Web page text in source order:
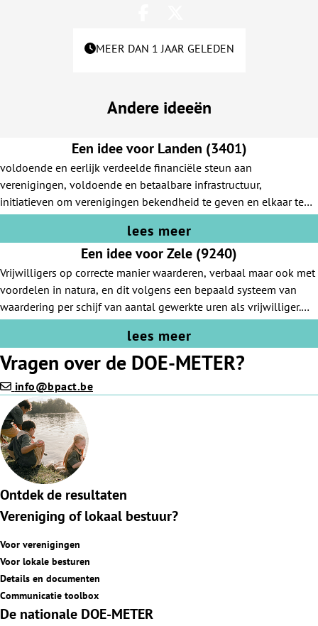
MEER DAN 1 JAAR GELEDEN
Andere ideeën
Een idee voor Landen (3401)
voldoende en eerlijk verdeelde financiële steun aan
verenigingen, voldoende en betaalbare infrastructuur,
initiatieven om verenigingen bekendheid te geven en elkaar te
leren kennen.
lees meer
Een idee voor Zele (9240)
Vrijwilligers op correcte manier waarderen, verbaal maar ook met
voordelen in natura, en dit volgens een bepaald systeem van
waardering per schijf van aantal gewerkte uren als vrijwilliger.
Zorgen dat vrijwilligers overal op dezelfde juiste en vriendelijke
manier gewaardeerd worden!lees meer
Vragen over de DOE-METER?
info@bpact.be
Ontdek de resultaten
Vereniging of lokaal bestuur?
Voor verenigingen
Voor lokale besturen
Details en documenten
Communicatie toolbox
De nationale DOE-METER